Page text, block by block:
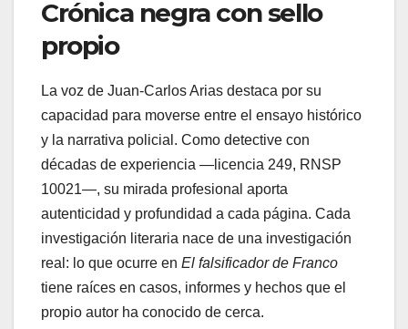
Crónica negra con sello
propio
La voz de Juan-Carlos Arias destaca por su
capacidad para moverse entre el ensayo histórico
y la narrativa policial. Como detective con
décadas de experiencia —licencia 249, RNSP
10021—, su mirada profesional aporta
autenticidad y profundidad a cada página. Cada
investigación literaria nace de una investigación
real: lo que ocurre en El falsificador de Franco
tiene raíces en casos, informes y hechos que el
propio autor ha conocido de cerca.